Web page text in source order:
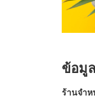
ข้อมู
ร้านจำห